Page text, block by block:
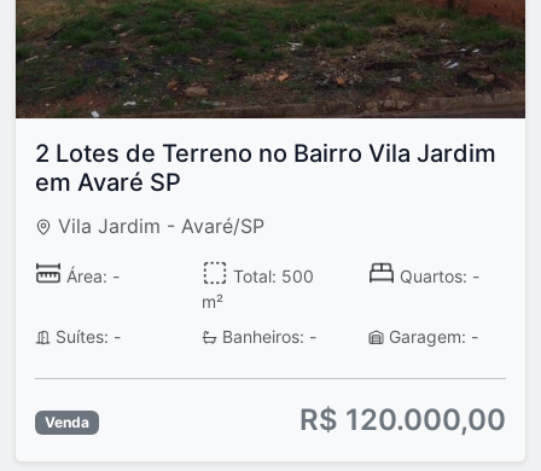
2 Lotes de Terreno no Bairro Vila Jardim
em Avaré SP
Vila Jardim - Avaré/SP
Área: -
Total: 500
m²
Quartos: -
Suítes: - Banheiros: - Garagem: -
Venda R$ 120.000,00